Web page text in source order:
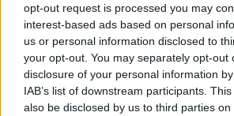
opt-out request is processed you may
interest-based ads based on personal
us or personal information disclosed to
your opt-out. You may separately opt-out
disclosure of your personal information
IAB’s list of downstream participants.
also be disclosed by us to third parties on
R
I N D
A
Palabras extra:
A
D
N
N
A D I
R